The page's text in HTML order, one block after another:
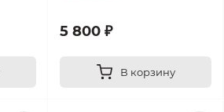
5 800 ₽
В корзину